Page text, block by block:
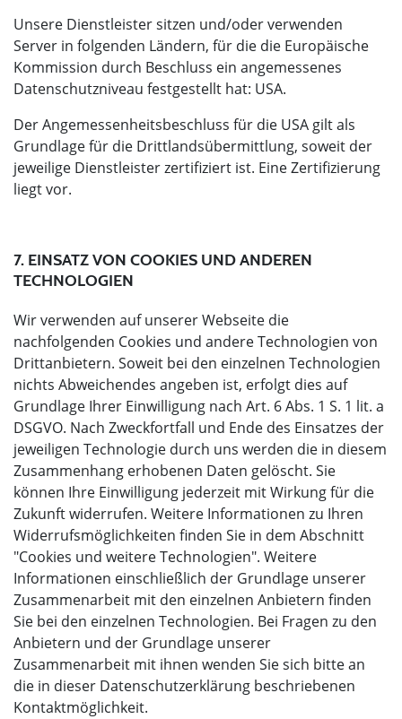
Unsere Dienstleister sitzen und/oder verwenden
Server in folgenden Ländern, für die die Europäische
Kommission durch Beschluss ein angemessenes
Datenschutzniveau festgestellt hat: USA.
Der Angemessenheitsbeschluss für die USA gilt als
Grundlage für die Drittlandsübermittlung, soweit der
jeweilige Dienstleister zertifiziert ist. Eine Zertifizierung
liegt vor.
7. EINSATZ VON COOKIES UND ANDEREN
TECHNOLOGIEN
Wir verwenden auf unserer Webseite die
nachfolgenden Cookies und andere Technologien von
Drittanbietern. Soweit bei den einzelnen Technologien
nichts Abweichendes angeben ist, erfolgt dies auf
Grundlage Ihrer Einwilligung nach Art. 6 Abs. 1 S. 1 lit. a
DSGVO. Nach Zweckfortfall und Ende des Einsatzes der
jeweiligen Technologie durch uns werden die in diesem
Zusammenhang erhobenen Daten gelöscht. Sie
können Ihre Einwilligung jederzeit mit Wirkung für die
Zukunft widerrufen. Weitere Informationen zu Ihren
Widerrufsmöglichkeiten finden Sie in dem Abschnitt
"Cookies und weitere Technologien". Weitere
Informationen einschließlich der Grundlage unserer
Zusammenarbeit mit den einzelnen Anbietern finden
Sie bei den einzelnen Technologien. Bei Fragen zu den
Anbietern und der Grundlage unserer
Zusammenarbeit mit ihnen wenden Sie sich bitte an
die in dieser Datenschutzerklärung beschriebenen
Kontaktmöglichkeit.